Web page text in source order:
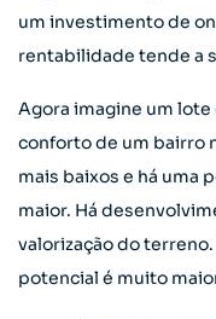
um investimento de
rentabilidade tende a
Agora imagine um
conforto de um bairro
mais baixos e há uma
maior. Há
valorização do
potencial é muito